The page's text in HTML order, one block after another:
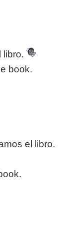
libro.
book.
el libro.